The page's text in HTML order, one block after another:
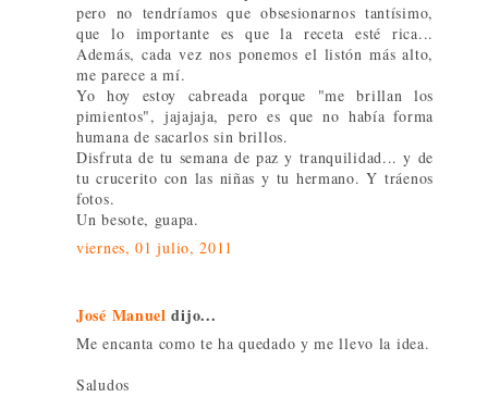
pero no tendríamos que obsesionarnos tantísimo,
que lo importante es que la receta esté rica...
Además, cada vez nos ponemos el listón más alto,
me parece a mí.
Yo hoy estoy cabreada porque "me brillan los
pimientos", jajajaja, pero es que no había forma
humana de sacarlos sin brillos.
Disfruta de tu semana de paz y tranquilidad... y de
tu crucerito con las niñas y tu hermano. Y tráenos
fotos.
Un besote, guapa.
viernes, 01 julio, 2011
José Manuel dijo...
Me encanta como te ha quedado y me llevo la idea.
Saludos